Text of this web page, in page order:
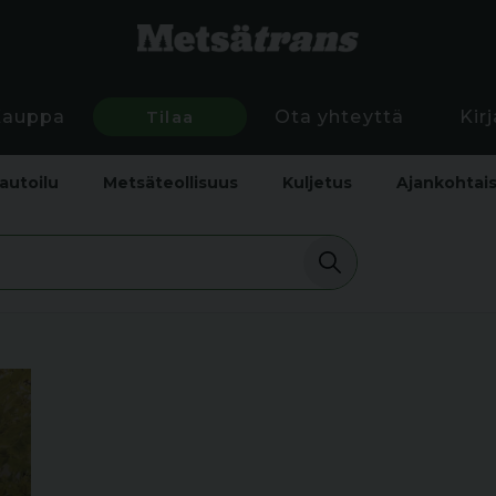
Tilaa Ota yhteyttä
Metsäteollisuus Kuljetus